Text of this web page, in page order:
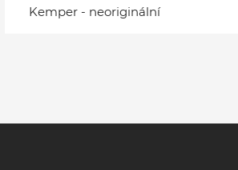
Kemper - neoriginální